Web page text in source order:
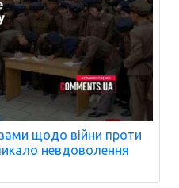
щодо війни проти
невдоволення